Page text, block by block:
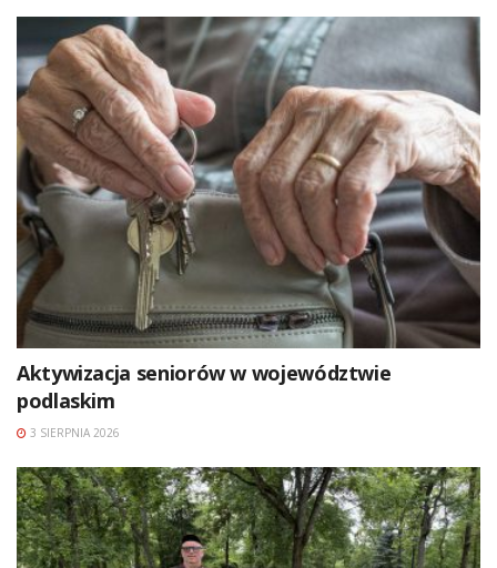
Aktywizacja seniorów w województwie
podlaskim
3 SIERPNIA 2026